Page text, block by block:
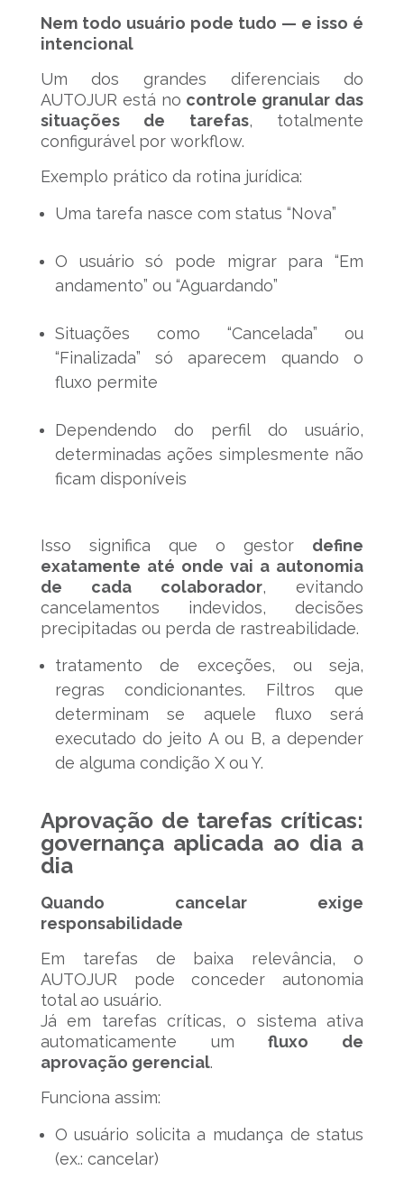
Nem todo usuário pode tudo — e isso é
intencional
Um dos grandes diferenciais do
AUTOJUR está no controle granular das
situações de tarefas, totalmente
configurável por workflow.
Exemplo prático da rotina jurídica:
Uma tarefa nasce com status “Nova”
O usuário só pode migrar para “Em
andamento” ou “Aguardando”
Situações como “Cancelada” ou
“Finalizada” só aparecem quando o
fluxo permite
Dependendo do perfil do usuário,
determinadas ações simplesmente não
ficam disponíveis
Isso significa que o gestor define
exatamente até onde vai a autonomia
de cada colaborador, evitando
cancelamentos indevidos, decisões
precipitadas ou perda de rastreabilidade.
tratamento de exceções, ou seja,
regras condicionantes. Filtros que
determinam se aquele fluxo será
executado do jeito A ou B, a depender
de alguma condição X ou Y.
Aprovação de tarefas críticas:
governança aplicada ao dia a
dia
Quando cancelar exige
responsabilidade
Em tarefas de baixa relevância, o
AUTOJUR pode conceder autonomia
total ao usuário.
Já em tarefas críticas, o sistema ativa
automaticamente umfluxo de
aprovação gerencial.
Funciona assim:
O usuário solicita a mudança de status
(ex.: cancelar)